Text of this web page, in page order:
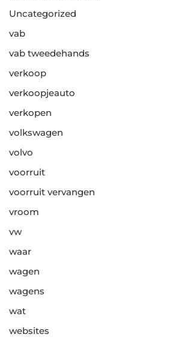
Uncategorized
vab
vab tweedehands
verkoop
verkoopjeauto
verkopen
volkswagen
volvo
voorruit
voorruit vervangen
vroom
vw
waar
wagen
wagens
wat
websites